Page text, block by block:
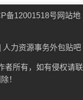
备12001518号 网站地
人力资源事务外包贴吧
者所有，如有侵权请联
！